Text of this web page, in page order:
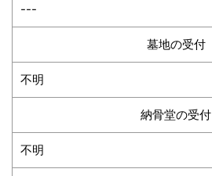
---
墓地の受付
不明
納骨堂の受付
不明